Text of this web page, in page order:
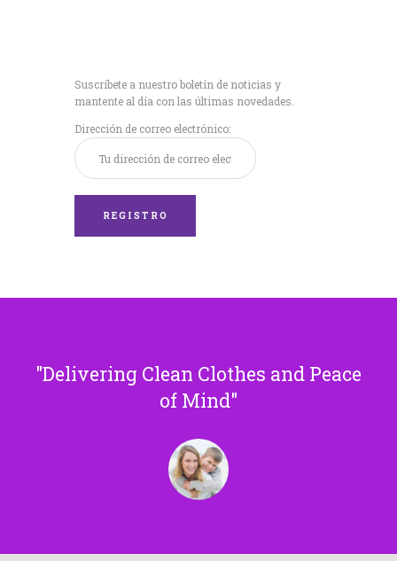
Suscríbete a nuestro boletín de noticias y
mantente al día con las últimas novedades.
Dirección de correo electrónico:
Delivering Clean Clothes and Peace
of Mind